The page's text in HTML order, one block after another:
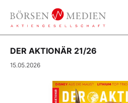
DER AKTIONÄR 21/26
15.05.2026